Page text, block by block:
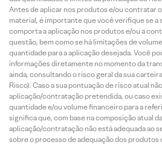
Antes de aplicar nos produtos e/ou contratar
material, é importante que você verifique se a
comporta a aplicação nos produtos e/ou a
questão, bem como se há limitações de
quantidade para a aplicação desejada. Você
informações diretamente no momento da
ainda, consultando o risco geral da sua
Risco). Caso a sua pontuação de risco atual
aplicação/contratação pretendida, ou caso
quantidade e/ou volume financeiro para a
significa que, com base na composição atual
aplicação/contratação não está adequada ao
sobre o processo de adequação dos produtos